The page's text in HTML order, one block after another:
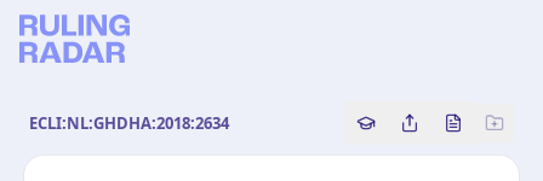
ECLI:NL:GHDHA:2018:2634 Copy source
Share this
Bekijk